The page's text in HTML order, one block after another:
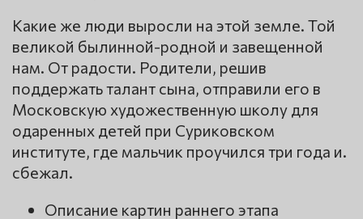
Какие же люди выросли на этой земле. Той
великой былинной-родной и завещенной
нам. От радости. Родители, решив
поддержать талант сына, отправили его в
Московскую художественную школу для
одаренных детей при Суриковском
институте, где мальчик проучился три года и.
сбежал.
Описание картин раннего этапа